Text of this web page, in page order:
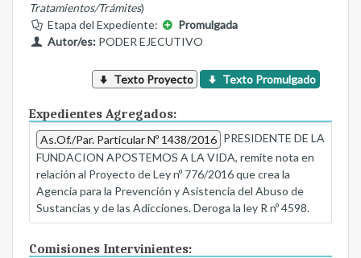
Tratamientos/Trámites)
Etapa del Expediente:
Promulgada
Autor/es:PODER EJECUTIVO
Texto Proyecto Texto Promulgado
Expedientes Agregados:
As.Of./Par. Particular Nº 1438/2016 PRESIDENTE DE LA
FUNDACION APOSTEMOS A LA VIDA, remite nota en
relación al Proyecto de Ley nº 776/2016 que crea la
Agencia para la Prevención y Asistencia del Abuso de
Sustancias y de las Adicciones. Deroga la ley R nº 4598.
Comisiones Intervinientes: